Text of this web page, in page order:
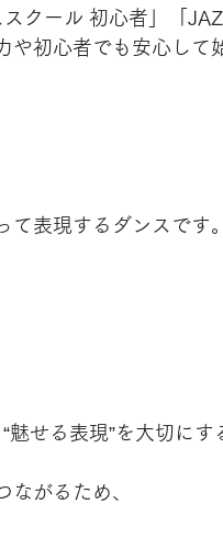
クール 初心者」「
や初心者でも安心して
表現するダンスです。
せる表現”を大切にす
がるため、